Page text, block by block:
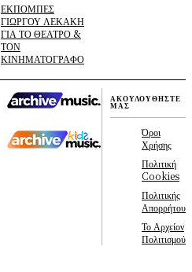
ΕΚΠΟΜΠΕΣ
ΓΙΩΡΓΟΥ ΛΕΚΑΚΗ
ΓΙΑ ΤΟ ΘΕΑΤΡΟ &
ΤΟΝ
ΚΙΝΗΜΑΤΟΓΡΑΦΟ
ΑΚΟΥΛΟΥΘΗΣΤΕ
ΜΑΣ
Όροι
Χρήσης
Πολιτική
Cookies
Πολιτικής
Απορρήτου
Το Αρχείον
Πολιτισμού